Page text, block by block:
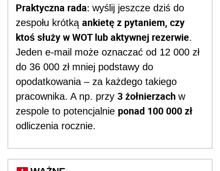
Praktyczna rada: wyślij jeszcze dziś do
zespołu krótką ankietę z pytaniem, czy
ktoś służy w WOT lub aktywnej rezerwie.
Jeden e-mail może oznaczać od 12 000 zł
do 36 000 zł mniej podstawy do
opodatkowania – za każdego takiego
pracownika. A np. przy 3 żołnierzach w
zespole to potencjalnie ponad 100 000 zł
odliczenia rocznie.